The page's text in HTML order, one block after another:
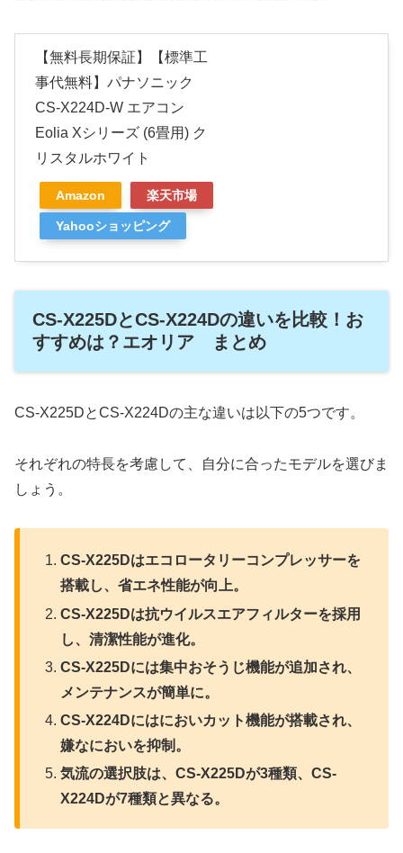
【無料長期保証】【標準工
事代無料】パナソニック
CS-X224D-W エアコン
Eolia Xシリーズ (6畳用) ク
リスタルホワイト
Amazon 楽天市場
Yahooショッピング
CS-X225DとCS-X224Dの違いを比較！お
すすめは？エオリア まとめ
CS-X225DとCS-X224Dの主な違いは以下の5つです。
それぞれの特長を考慮して、自分に合ったモデルを選びま
しょう。
CS-X225Dはエコロータリーコンプレッサーを
搭載し、省エネ性能が向上。
CS-X225Dは抗ウイルスエアフィルターを採用
し、清潔性能が進化。
CS-X225Dには集中おそうじ機能が追加され、
メンテナンスが簡単に。
CS-X224Dにはにおいカット機能が搭載され、
嫌なにおいを抑制。
気流の選択肢は、CS-X225Dが3種類、CS-
X224Dが7種類と異なる。